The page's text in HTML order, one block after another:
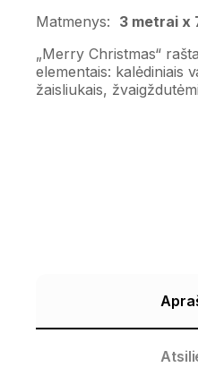
Matmenys: 3 metrai x
„Merry Christmas“
elementais: kalėdiniais
žaisliukais,